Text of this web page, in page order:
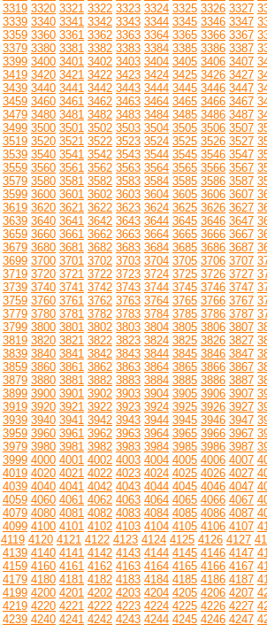
3319 3320 3321 3322 3323 3324 3325 3326 3327
3339 3340 3341 3342 3343 3344 3345 3346 3347
3359 3360 3361 3362 3363 3364 3365 3366 3367
3379 3380 3381 3382 3383 3384 3385 3386 3387
3399 3400 3401 3402 3403 3404 3405 3406 3407
3419 3420 3421 3422 3423 3424 3425 3426 3427
3439 3440 3441 3442 3443 3444 3445 3446 3447
3459 3460 3461 3462 3463 3464 3465 3466 3467
3479 3480 3481 3482 3483 3484 3485 3486 3487
3499 3500 3501 3502 3503 3504 3505 3506 3507
3519 3520 3521 3522 3523 3524 3525 3526 3527
3539 3540 3541 3542 3543 3544 3545 3546 3547
3559 3560 3561 3562 3563 3564 3565 3566 3567
3579 3580 3581 3582 3583 3584 3585 3586 3587
3599 3600 3601 3602 3603 3604 3605 3606 3607
3619 3620 3621 3622 3623 3624 3625 3626 3627
3639 3640 3641 3642 3643 3644 3645 3646 3647
3659 3660 3661 3662 3663 3664 3665 3666 3667
3679 3680 3681 3682 3683 3684 3685 3686 3687
3699 3700 3701 3702 3703 3704 3705 3706 3707
3719 3720 3721 3722 3723 3724 3725 3726 3727
3739 3740 3741 3742 3743 3744 3745 3746 3747
3759 3760 3761 3762 3763 3764 3765 3766 3767
3779 3780 3781 3782 3783 3784 3785 3786 3787
3799 3800 3801 3802 3803 3804 3805 3806 3807
3819 3820 3821 3822 3823 3824 3825 3826 3827
3839 3840 3841 3842 3843 3844 3845 3846 3847
3859 3860 3861 3862 3863 3864 3865 3866 3867
3879 3880 3881 3882 3883 3884 3885 3886 3887
3899 3900 3901 3902 3903 3904 3905 3906 3907
3919 3920 3921 3922 3923 3924 3925 3926 3927
3939 3940 3941 3942 3943 3944 3945 3946 3947
3959 3960 3961 3962 3963 3964 3965 3966 3967
3979 3980 3981 3982 3983 3984 3985 3986 3987
3999 4000 4001 4002 4003 4004 4005 4006 4007
4019 4020 4021 4022 4023 4024 4025 4026 4027
4039 4040 4041 4042 4043 4044 4045 4046 4047
4059 4060 4061 4062 4063 4064 4065 4066 4067
4079 4080 4081 4082 4083 4084 4085 4086 4087
4099 4100 4101 4102 4103 4104 4105 4106 4107
4119 4120 4121 4122 4123 4124 4125 4126 4127
4139 4140 4141 4142 4143 4144 4145 4146 4147
4159 4160 4161 4162 4163 4164 4165 4166 4167
4179 4180 4181 4182 4183 4184 4185 4186 4187
4199 4200 4201 4202 4203 4204 4205 4206 4207
4219 4220 4221 4222 4223 4224 4225 4226 4227
4239 4240 4241 4242 4243 4244 4245 4246 4247